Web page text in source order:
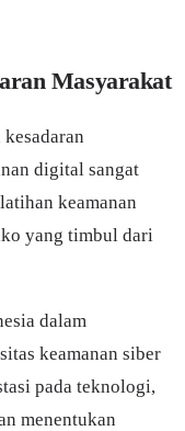
Masyarakat
digital sangat
keamanan
yang timbul dari
dalam
keamanan siber
pada teknologi,
menentukan